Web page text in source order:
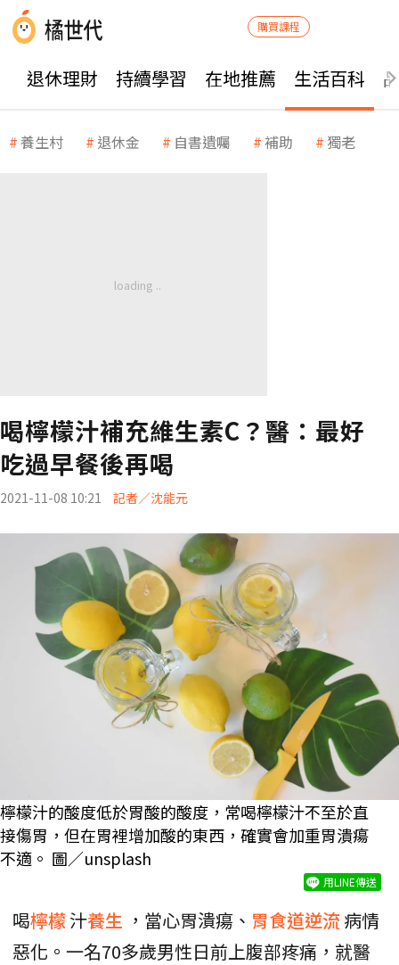
購買課程
退休理財 持續學習 在地推薦 生活百科
養生村 退休金 自書遺囑 補助 獨老
喝檸檬汁補充維生素C？醫：最好
吃過早餐後再喝
2021-11-08 10:21 記者／沈能元
檸檬汁的酸度低於胃酸的酸度，常喝檸檬汁不至於直
接傷胃，但在胃裡增加酸的東西，確實會加重胃潰瘍
不適。 圖／unsplash
用LINE傳送
喝檸檬汁養生 ，當心胃潰瘍、 胃食道逆流 病情
惡化。一名70多歲男性日前上腹部疼痛，就醫